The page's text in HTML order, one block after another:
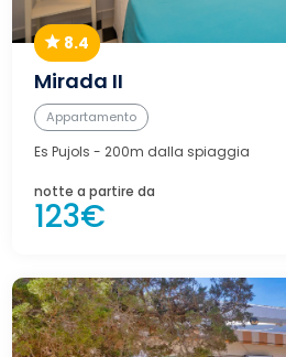
8.4
Mirada II
Appartamento
Es Pujols - 200m dalla spiaggia
notte a partire da
123€